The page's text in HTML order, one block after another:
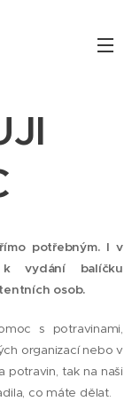
potřebným. I v
k vydání balíčku
osob.
s potravinami,
organizací nebo v
potravin, tak na naši
co máte dělat.